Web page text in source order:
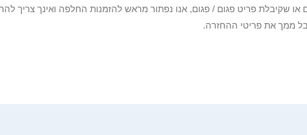
שלך לא קיבלו תוך 30 יום או שקיבלת פריט פגום / פגום, אנו נפתור מראש להזמנות החלפה
ממך את פריטי ההחזרה.